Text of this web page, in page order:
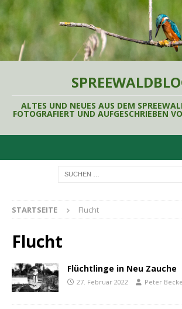
ALTES UND NEUES AUS DEM
FOTOGRAFIERT UND AUFGESCHRIEBEN
STARTSEITE Flucht
Flucht
Flüchtlinge in Neu Zauche
27. Februar 2022 Peter